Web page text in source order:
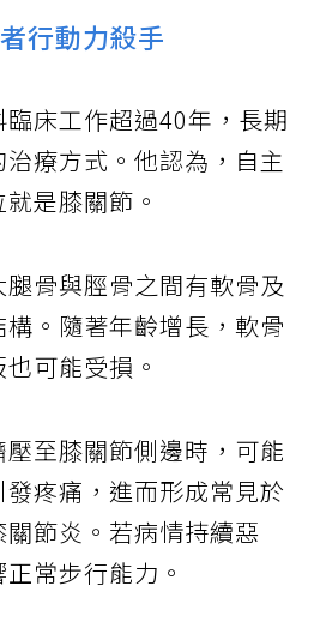
行動力殺手
床工作超過40年，長期
療方式。他認為，自主
是膝關節。
骨與脛骨之間有軟骨及
。隨著年齡增長，軟骨
可能受損。
至膝關節側邊時，可能
疼痛，進而形成常見於
節炎。若病情持續惡
常步行能力。